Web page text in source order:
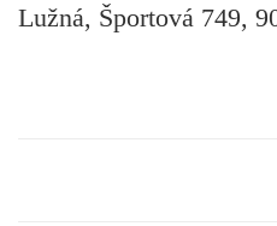
Lužná, Športová 749,